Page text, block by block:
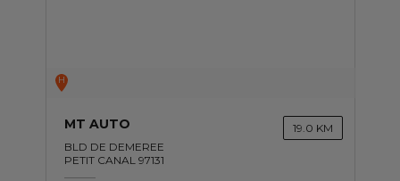
H
MT AUTO
BLD DE DEMEREE
PETIT CANAL 97131
19.0 KM